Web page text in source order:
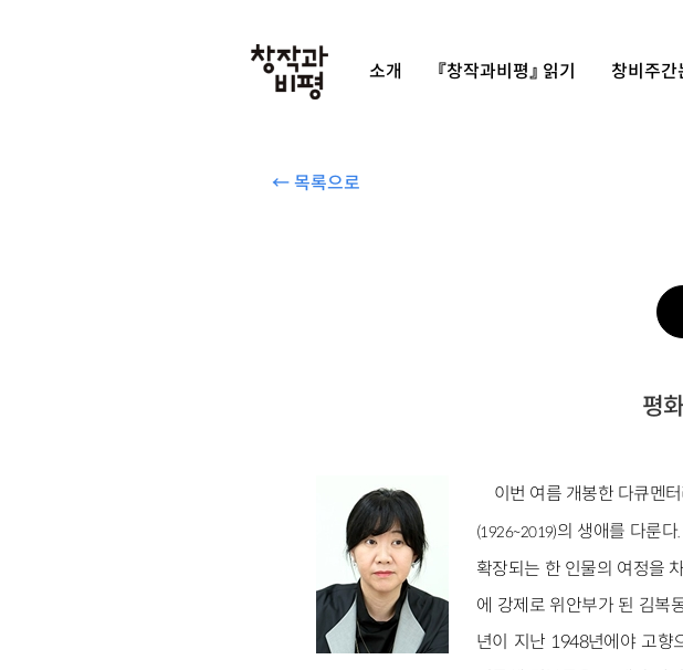
소개 『창작과비평』 읽기 창비주간
← 목록으로
평
이번 여름 개봉한 다큐멘터
(1926~2019)의 생애를 다룬
확장되는 한 인물의 여정을
에 강제로 위안부가 된 김복
년이 지난 1948년에야 고향